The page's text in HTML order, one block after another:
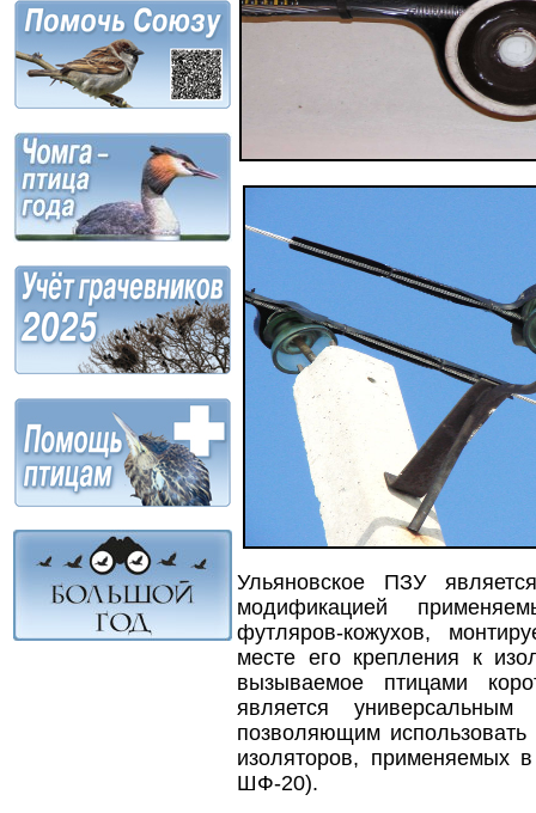
Ульяновское ПЗУ
модификацией
футляров-кожухов,
месте его крепления к
вызываемое птицами
является
позволяющим
изоляторов, применяемых
ШФ-20).